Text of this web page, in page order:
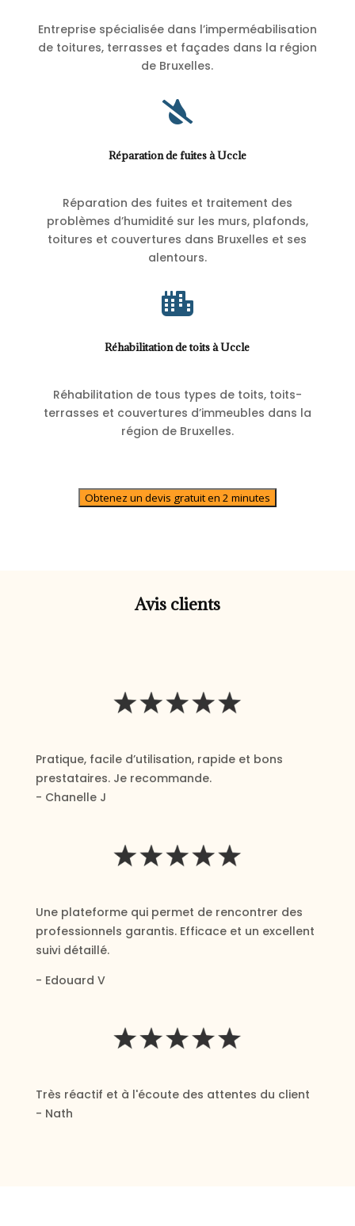
Entreprise spécialisée dans l’imperméabilisation
de toitures, terrasses et façades dans la région
de Bruxelles.

Réparation de fuites à Uccle
Réparation des fuites et traitement des
problèmes d’humidité sur les murs, plafonds,
toitures et couvertures dans Bruxelles et ses
alentours.

Réhabilitation de toits à Uccle
Réhabilitation de tous types de toits, toits-
terrasses et couvertures d’immeubles dans la
région de Bruxelles.
Obtenez un devis gratuit en 2 minutes
Avis clients
Pratique, facile d’utilisation, rapide et bons
prestataires. Je recommande.
- Chanelle J
Une plateforme qui permet de rencontrer des
professionnels garantis. Efficace et un excellent
suivi détaillé.
- Edouard V
Très réactif et à l'écoute des attentes du client
- Nath